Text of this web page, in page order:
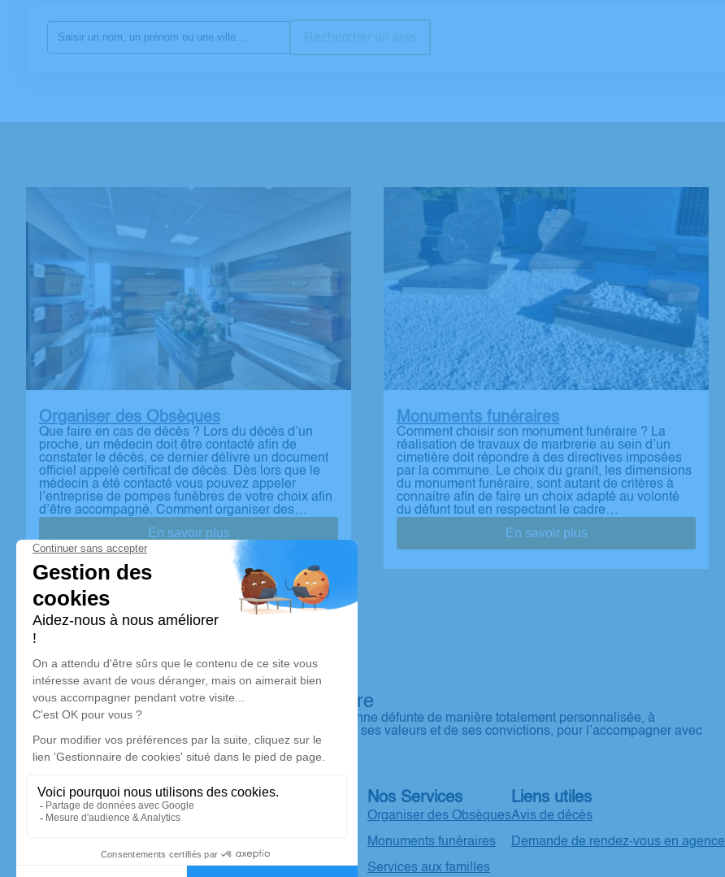
Rechercher un avis
Organiser des Obsèques
Que faire en cas de décès ? Lors du décès d’un
proche, un médecin doit être contacté afin de
constater le décès, ce dernier délivre un document
officiel appelé certificat de décès. Dès lors que le
médecin a été contacté vous pouvez appeler
l’entreprise de pompes funèbres de votre choix afin
d’être accompagné. Comment organiser des…
En savoir plus
Monuments funéraires
Comment choisir son monument funéraire ? La
réalisation de travaux de marbrerie au sein d’un
cimetière doit répondre à des directives imposées
par la commune. Le choix du granit, les dimensions
du monument funéraire, sont autant de critères à
connaitre afin de faire un choix adapté au volonté
du défunt tout en respectant le cadre…
En savoir plus
Pompes funèbres Saint Amand Funéraire
Nos équipes vous aident à honorer la mémoire de la personne défunte de manière totalement personnalisée, à
perpétuer son souvenir dans le respect de ses volontés, de ses valeurs et de ses convictions, pour l’accompagner avec
dignité dans son dernier voyage.
Nos Services
Organiser des Obsèques
Monuments funéraires
Services aux familles
Liens utiles
Avis de décès
Demande de rendez-vous en agence